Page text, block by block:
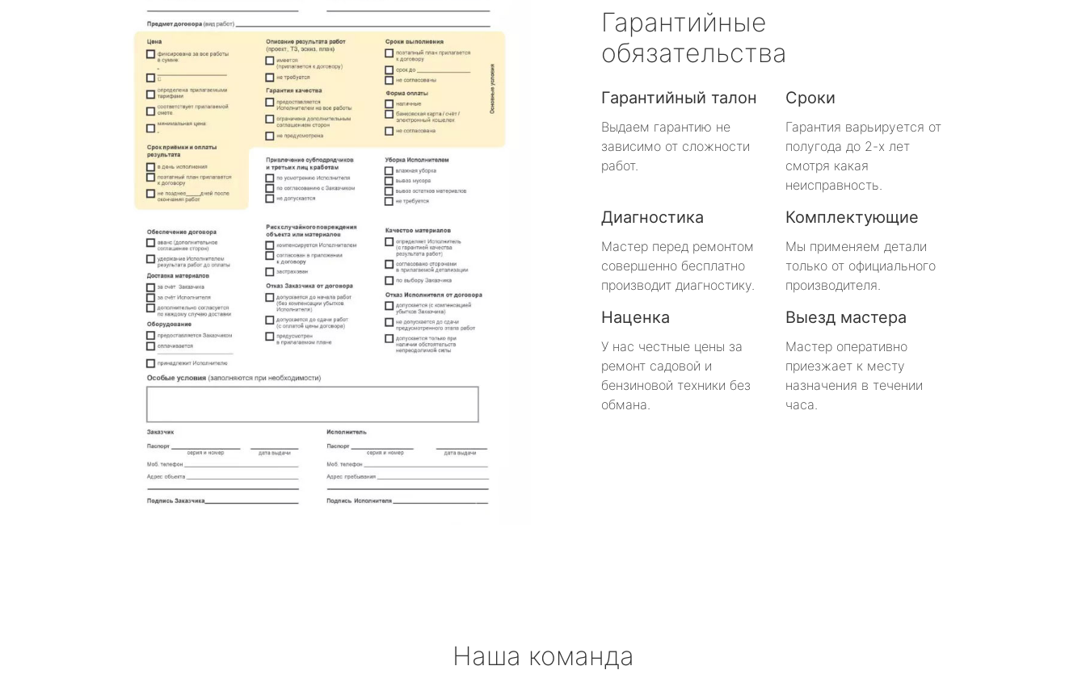
Гарантийные
обязательства
Гарантийный талон
Выдаем гарантию не
зависимо от сложности
работ.
Сроки
Гарантия варьируется от
полугода до 2-х лет
смотря какая
неисправность.
Диагностика
Мастер перед ремонтом
совершенно бесплатно
производит диагностику.
Комплектующие
Мы применяем детали
только от официального
производителя.
Наценка
У нас честные цены за
ремонт садовой и
бензиновой техники без
обмана.
Выезд мастера
Мастер оперативно
приезжает к месту
назначения в течении
часа.
Наша команда